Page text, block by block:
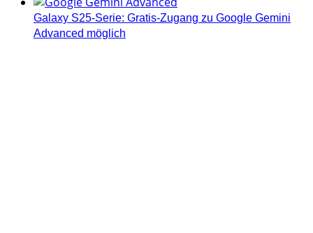
Galaxy S25-Serie: Gratis-Zugang zu Google Gemini
Advanced möglich